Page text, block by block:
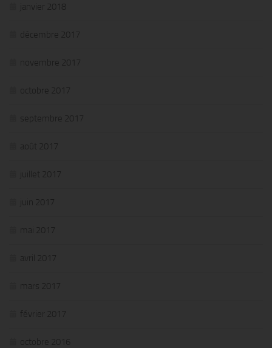
janvier 2018
décembre 2017
novembre 2017
octobre 2017
septembre 2017
août 2017
juillet 2017
juin 2017
mai 2017
avril 2017
mars 2017
février 2017
octobre 2016